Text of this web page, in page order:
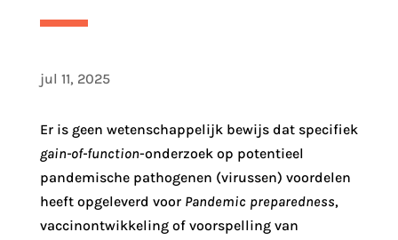
jul 11, 2025
Er is geen wetenschappelijk bewijs dat specifiek
gain-of-function-onderzoek op potentieel
pandemische pathogenen (virussen) voordelen
heeft opgeleverd voor Pandemic preparedness,
vaccinontwikkeling of voorspelling van